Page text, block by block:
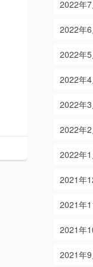
2022年7
2022年6
2022年5
2022年4
2022年3
2022年2
2022年1
2021年
2021年
2021年
2021年9